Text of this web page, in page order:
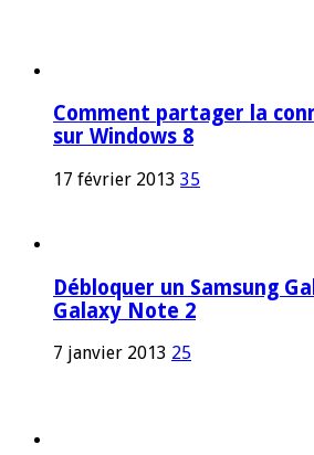
Comment partager la
sur Windows 8
17 février 2013 35
Débloquer un Samsung
Galaxy Note 2
7 janvier 2013 25